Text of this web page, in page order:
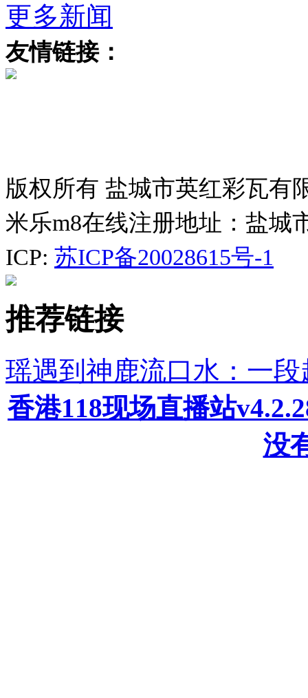
更多新闻
友情链接：
版权所有 盐城市英红彩瓦有
米乐m8在线注册地址：盐城
ICP: 苏ICP备20028615号-1
推荐链接
瑶遇到神鹿流口水：一
香港118现场直播站
没